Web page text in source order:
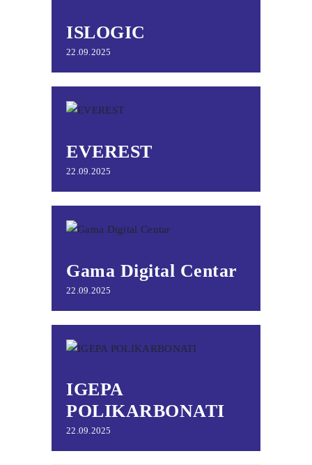
ISLOGIC
22.09.2025
EVEREST
22.09.2025
Gama Digital Centar
22.09.2025
IGEPA
POLIKARBONATI
22.09.2025